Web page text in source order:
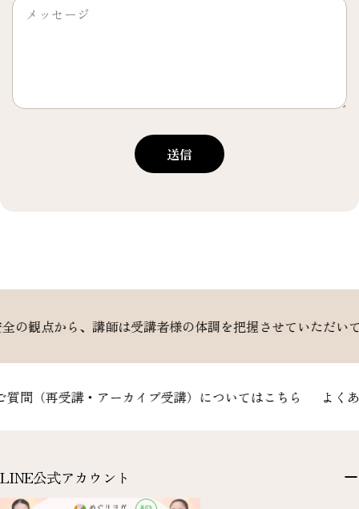
送信
ら、講師は受講者様の体調を把握させていただいており
（再受講・アーカイブ受講）についてはこちら よくあ
LINE公式アカウント